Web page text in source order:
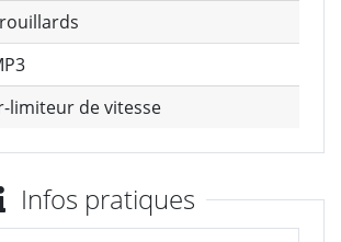
limiteur de vitesse
Infos pratiques